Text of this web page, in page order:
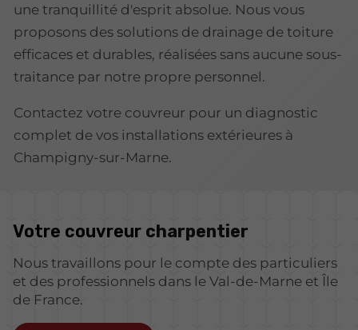
une tranquillité d'esprit absolue. Nous vous
proposons des solutions de drainage de toiture
efficaces et durables, réalisées sans aucune sous-
traitance par notre propre personnel.
Contactez votre couvreur pour un diagnostic
complet de vos installations extérieures à
Champigny-sur-Marne.
Votre couvreur charpentier
Nous travaillons pour le compte des particuliers
et des professionnels dans le Val-de-Marne et Île
de France.